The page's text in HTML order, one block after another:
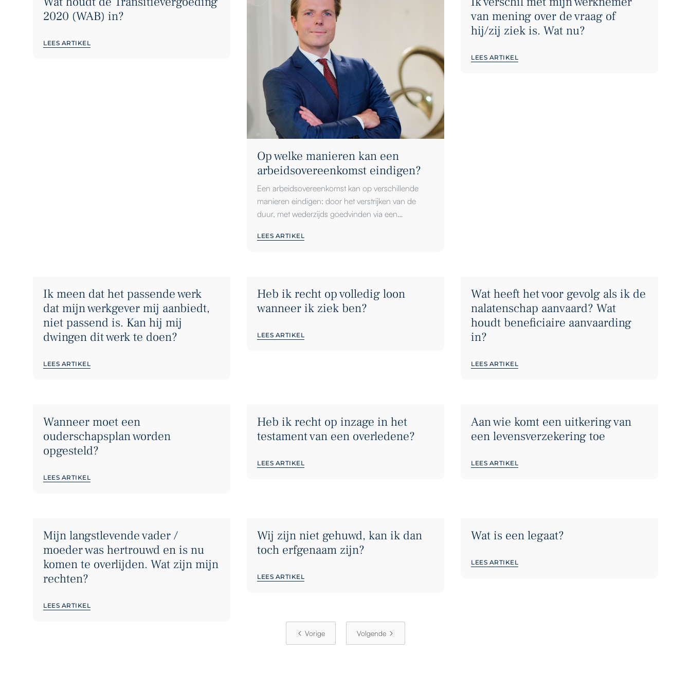
2020 (WAB) in?
LEES ARTIKEL
Op welke manieren kan een
arbeidsovereenkomst eindigen?
Een arbeidsovereenkomst kan op verschillende
manieren eindigen: door het verstrijken van de
duur, met wederzijds goedvinden via een
ontslag op staande voet of ontbinding door de
LEES ARTIKEL
van mening over de vraag of
hij/zij ziek is. Wat nu?
LEES ARTIKEL
Ik meen dat het passende werk
dat mijn werkgever mij aanbiedt,
niet passend is. Kan hij mij
dwingen dit werk te doen?
LEES ARTIKEL
Heb ik recht op volledig loon
wanneer ik ziek ben?
LEES ARTIKEL
Wat heeft het voor gevolg als ik de
nalatenschap aanvaard? Wat
houdt beneficiaire aanvaarding
in?
LEES ARTIKEL
Wanneer moet een
ouderschapsplan worden
opgesteld?
LEES ARTIKEL
Heb ik recht op inzage in het
testament van een overledene?
LEES ARTIKEL
Aan wie komt een uitkering van
een levensverzekering toe
LEES ARTIKEL
Mijn langstlevende vader /
moeder was hertrouwd en is nu
komen te overlijden. Wat zijn mijn
rechten?
LEES ARTIKEL
Wij zijn niet gehuwd, kan ik dan
toch erfgenaam zijn?
LEES ARTIKEL
Wat is een legaat?
LEES ARTIKEL
Vorige Volgende